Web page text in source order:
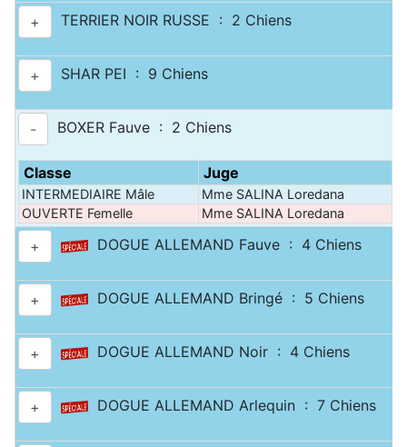
+ TERRIER NOIR RUSSE : 2 Chiens
+ SHAR PEI : 9 Chiens
- BOXER Fauve : 2 Chiens
Classe Juge
INTERMEDIAIRE Mâle Mme SALINA Loredana
OUVERTE Femelle
Mme SALINA Loredana
+ DOGUE ALLEMAND Fauve : 4 Chiens
+ DOGUE ALLEMAND Bringé : 5 Chiens
+ DOGUE ALLEMAND Noir : 4 Chiens
+ DOGUE ALLEMAND Arlequin : 7 Chiens